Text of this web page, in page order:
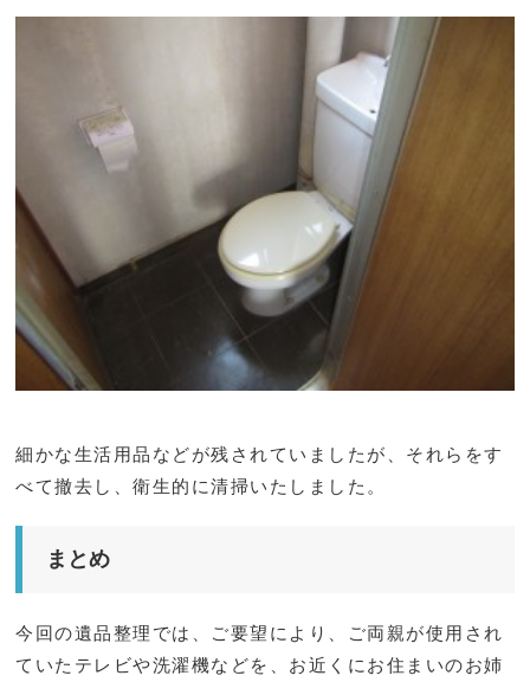
細かな生活用品などが残されていましたが、それらをす
べて撤去し、衛生的に清掃いたしました。
まとめ
今回の遺品整理では、ご要望により、ご両親が使用され
ていたテレビや洗濯機などを、お近くにお住まいのお姉